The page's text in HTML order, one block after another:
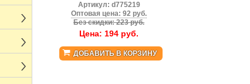
Артикул: d775219
Оптовая цена: 92 руб.
Без скидки: 223 руб.
Цена: 194 руб.
ДОБАВИТЬ В КОРЗИНУ